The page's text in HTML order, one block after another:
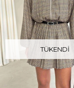
TÜKENDI